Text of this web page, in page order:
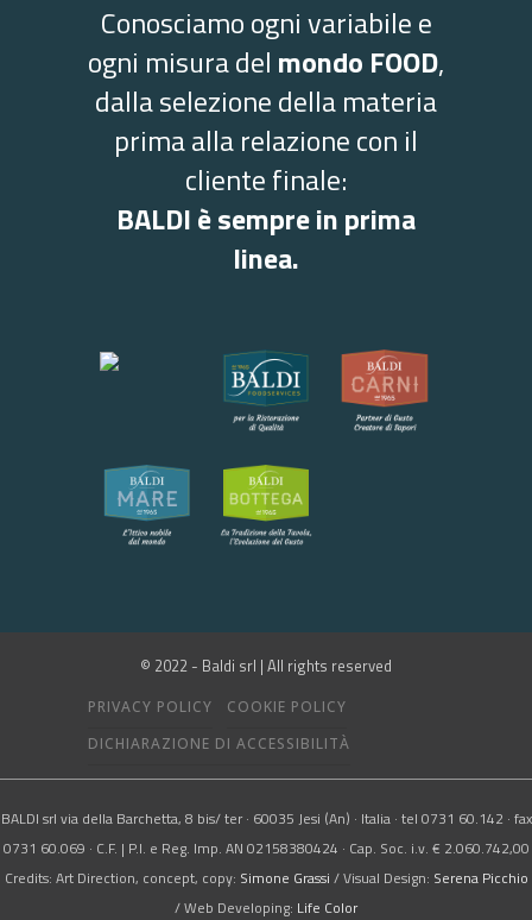
Conosciamo ogni variabile e
ogni misura del mondo FOOD,
dalla selezione della materia
prima alla relazione con il
cliente finale:
BALDI è sempre in prima
linea.
© 2022 - Baldi srl | All rights reserved
PRIVACY POLICY
COOKIE POLICY
DICHIARAZIONE DI ACCESSIBILITÀ
BALDI srl via della Barchetta, 8 bis/ ter · 60035 Jesi (An) · Italia · tel 0731 60.142 · fax
0731 60.069 · C.F. | P.I. e Reg. Imp. AN 02158380424 · Cap. Soc. i.v. € 2.060.742,00
Credits: Art Direction, concept, copy: Simone Grassi / Visual Design: Serena Picchio
/ Web Developing: Life Color